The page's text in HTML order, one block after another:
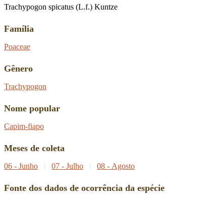
Trachypogon spicatus (L.f.) Kuntze
Família
Poaceae
Gênero
Trachypogon
Nome popular
Capim-fiapo
Meses de coleta
06 - Junho | 07 - Julho | 08 - Agosto
Fonte dos dados de ocorrência da espécie